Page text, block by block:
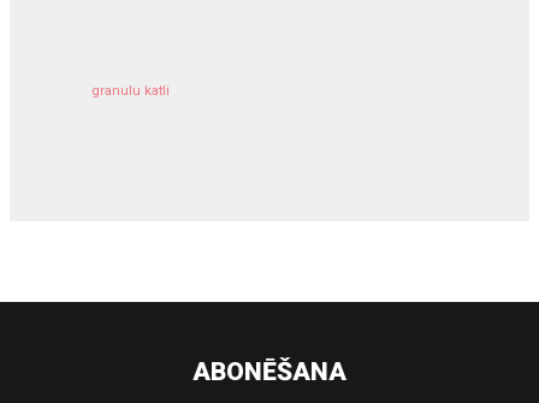
granulu katli
ABONĒŠANA